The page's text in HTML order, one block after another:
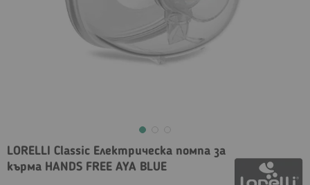
LORELLI Classic Електрическа помпа за
кърма HANDS FREE AYA BLUE